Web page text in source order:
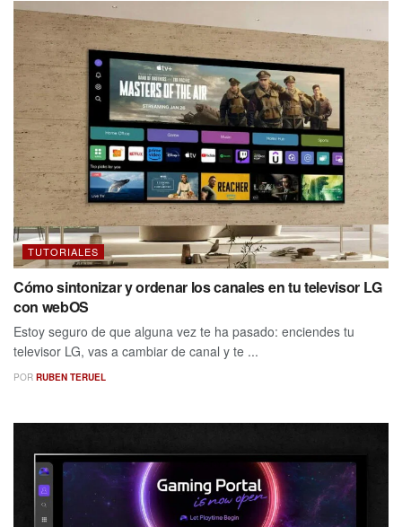
TUTORIALES
Cómo sintonizar y ordenar los canales en tu televisor LG
con webOS
Estoy seguro de que alguna vez te ha pasado: enciendes tu
televisor LG, vas a cambiar de canal y te ...
POR RUBEN TERUEL